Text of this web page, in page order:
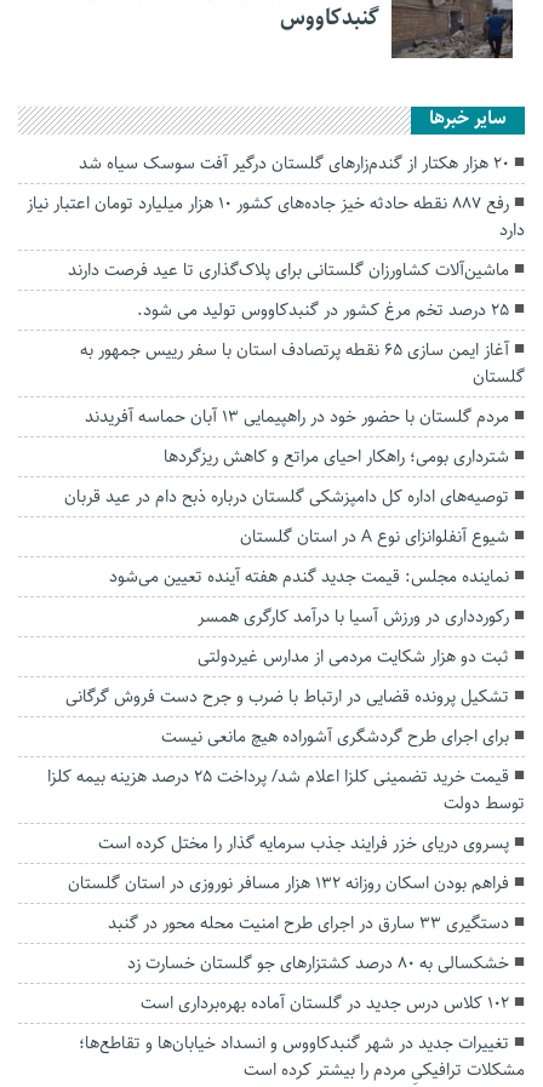
گنبدکاووس
سایر خبرها
۲۰ هزار هکتار از گندم‌زارهای گلستان درگیر آفت سوسک سیاه شد
رفع ۸۸۷ نقطه حادثه خیز جاده‌های کشور ۱۰ هزار میلیارد تومان اعتبار نیاز
دارد
ماشین‌آلات کشاورزان گلستانی برای پلاک‌گذاری تا عید فرصت دارند
۲۵ درصد تخم مرغ کشور در گنبدکاووس تولید می شود.
آغاز ایمن سازی ۶۵ نقطه پرتصادف استان با سفر رییس جمهور به
گلستان
مردم گلستان با حضور خود در راهپیمایی ۱۳ آبان حماسه آفریدند
شترداری بومی؛ راهکار احیای مراتع و کاهش ریزگردها
توصیه‌های اداره کل دامپزشکی گلستان درباره ذبح دام در عید قربان
شیوع آنفلوانزای نوع A در استان گلستان
نماینده مجلس: قیمت جدید گندم هفته آینده تعیین می‌شود
رکوردداری در ورزش آسیا با درآمد کارگری همسر
ثبت دو هزار شکایت مردمی از مدارس غیردولتی
تشکیل پرونده قضایی در ارتباط با ضرب و جرح دست فروش گرگانی
برای اجرای طرح گردشگری آشوراده هیچ مانعی نیست
قیمت خرید تضمینی کلزا اعلام شد/ پرداخت ۲۵ درصد هزینه بیمه کلزا
توسط دولت
پسروی دریای خزر فرایند جذب سرمایه گذار را مختل کرده است
فراهم بودن اسکان روزانه ۱۳۲ هزار مسافر نوروزی در استان گلستان
دستگیری ۳۳ سارق در اجرای طرح امنیت محله محور در گنبد
خشکسالی به ۸۰ درصد کشتزارهای جو گلستان خسارت زد
۱۰۲ کلاس درس جدید در گلستان آماده بهره‌برداری است
تغییرات جدید در شهر گنبدکاووس و انسداد خیابان‌ها و تقاطع‌ها؛
مشکلات ترافیکیِ مردم را بیشتر کرده است